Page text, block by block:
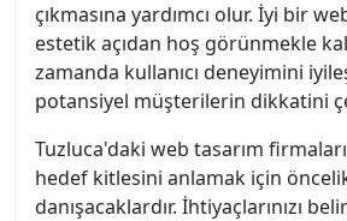
çıkmasına yardımcı olur. İyi bir
estetik açıdan hoş görünmekle
zamanda kullanıcı deneyimini
potansiyel müşterilerin dikkatini
Tuzluca'daki web tasarım
hedef kitlesini anlamak için
danışacaklardır. İhtiyaçlarınızı